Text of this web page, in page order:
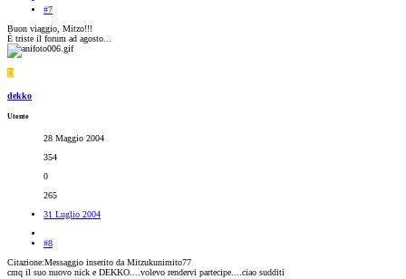
#7
Buon viaggio, Mitzo!!!
È triste il forum ad agosto...
D
dekko
Utente
28 Maggio 2004
354
0
265
31 Luglio 2004
#8
Citazione:Messaggio inserito da Mitzukunimito77
cmq il suo nuovo nick e DEKKO....volevo rendervi partecipe....ciao sudditi